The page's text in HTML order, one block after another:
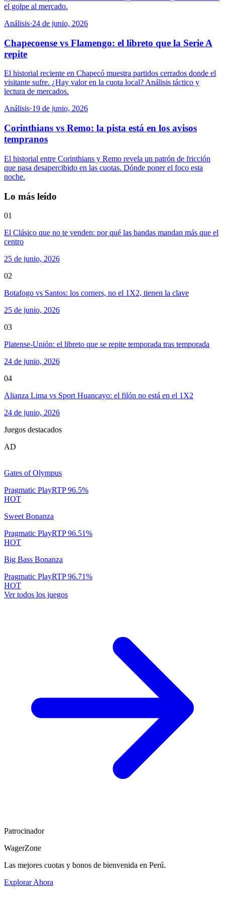
el golpe al mercado.
Análisis·24 de junio, 2026
Chapecoense vs Flamengo: el libreto que la Serie A
repite
El historial reciente en Chapecó muestra partidos cerrados donde el
visitante sufre. ¿Hay valor en la cuota local? Análisis táctico y
lectura de mercados.
Análisis·19 de junio, 2026
Corinthians vs Remo: la pista está en los avisos
tempranos
El historial entre Corinthians y Remo revela un patrón de fricción
que pasa desapercibido en las cuotas. Dónde poner el foco esta
noche.
Lo más leído
01
El Clásico que no te venden: por qué las bandas mandan más que el
centro
25 de junio, 2026
02
Botafogo vs Santos: los corners, no el 1X2, tienen la clave
25 de junio, 2026
03
Platense-Unión: el libreto que se repite temporada tras temporada
24 de junio, 2026
04
Alianza Lima vs Sport Huancayo: el filón no está en el 1X2
24 de junio, 2026
Juegos destacados
AD
Gates of Olympus
Pragmatic PlayRTP96.5%
HOT
Sweet Bonanza
Pragmatic PlayRTP96.51%
HOT
Big Bass Bonanza
Pragmatic PlayRTP96.71%
HOT
Ver todos los juegos
Patrocinador
WagerZone
Las mejores cuotas y bonos de bienvenida en Perú.
Explorar Ahora